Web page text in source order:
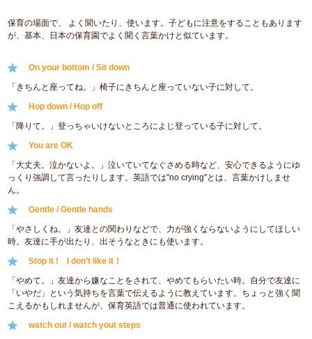
保育の場面で、 よく聞いたり、使います。子どもに注意をすることもあります
が、基本、日本の保育園でよく聞く言葉かけと似ています。
On your bottom / Sit down
「きちんと座ってね。」椅子にきちんと座っていない子に対して。
Hop down / Hop off
「降りて。」登っちゃいけないところによじ登っている子に対して。
You are OK
「大丈夫。泣かないよ。」泣いていてなぐさめる時など、安心できるようにゆ
っくり強調して言ったりします。英語では"no crying"とは、言葉かけしませ
ん。
Gentle / Gentle hands
「やさしくね。」友達との関わりなどで、力が強くならないようにしてほしい
時。友達に手が出たり、出そうなときにも使います。
Stop it ! I don’t like it！
「やめて。」友達から嫌なことをされて、やめてもらいたい時。自分で友達に
「いやだ」という気持ちを言葉で伝えるように教えています。ちょっと強く聞
こえるかもしれませんが、保育英語では普通に使われています。
watch out / watch yout steps